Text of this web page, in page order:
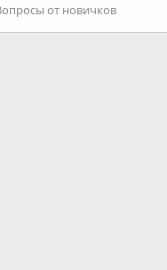
от новичков